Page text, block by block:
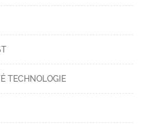
TECHNOLOGIE